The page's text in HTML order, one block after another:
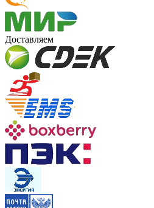
Доставляем